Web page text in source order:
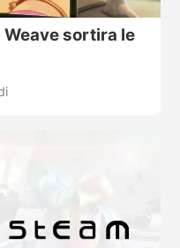
Weave sortira le